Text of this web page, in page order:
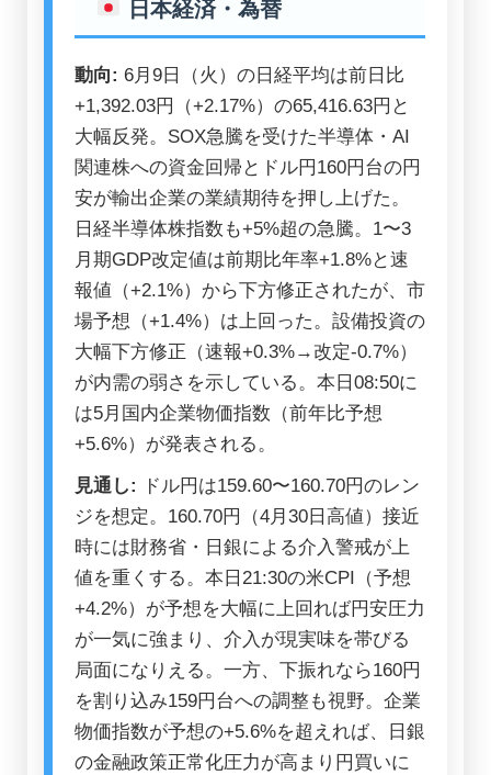
日本経済・為替
動向: 6月9日（火）の日経平均は前日比
+1,392.03円（+2.17%）の65,416.63円と
大幅反発。SOX急騰を受けた半導体・AI
関連株への資金回帰とドル円160円台の円
安が輸出企業の業績期待を押し上げた。
日経半導体株指数も+5%超の急騰。1〜3
月期GDP改定値は前期比年率+1.8%と速
報値（+2.1%）から下方修正されたが、市
場予想（+1.4%）は上回った。設備投資の
大幅下方修正（速報+0.3%→改定-0.7%）
が内需の弱さを示している。本日08:50に
は5月国内企業物価指数（前年比予想
+5.6%）が発表される。
見通し:
ドル円は159.60〜160.70円のレン
ジを想定。160.70円（4月30日高値）接近
時には財務省・日銀による介入警戒が上
値を重くする。本日21:30の米CPI（予想
+4.2%）が予想を大幅に上回れば円安圧力
が一気に強まり、介入が現実味を帯びる
局面になりえる。一方、下振れなら160円
を割り込み159円台への調整も視野。企業
物価指数が予想の+5.6%を超えれば、日銀
の金融政策正常化圧力が高まり円買いに